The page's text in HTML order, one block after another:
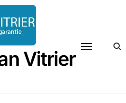
Vitrier